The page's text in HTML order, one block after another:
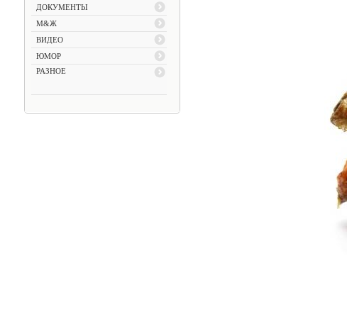
ДОКУМЕНТЫ
М&Ж
ВИДЕО
ЮМОР
РАЗНОЕ